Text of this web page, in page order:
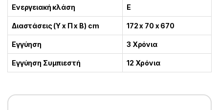
Ενεργειακή κλάση E
Διαστάσεις (Υ x Π x Β) cm 172 x 70 x 670
Εγγύηση 3 Χρόνια
Εγγύηση Συμπιεστή 12 Χρόνια